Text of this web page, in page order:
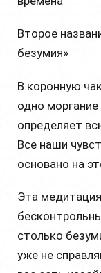
Второе
безумия»
В коронную
одно
определяет
Все наши
основано на
Эта
столько
уже не